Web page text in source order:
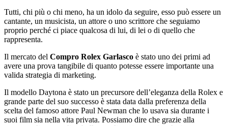
Tutti, chi più o chi meno, ha un idolo da seguire, esso può essere un
cantante, un musicista, un attore o uno scrittore che seguiamo
proprio perché ci piace qualcosa di lui, di lei o di quello che
rappresenta.
Il mercato del Compro Rolex Garlasco è stato uno dei primi ad
avere una prova tangibile di quanto potesse essere importante una
valida strategia di marketing.
Il modello Daytona è stato un precursore dell’eleganza della Rolex e
grande parte del suo successo è stata data dalla preferenza della
scelta del famoso attore Paul Newman che lo usava sia durante i
suoi film sia nella vita privata. Possiamo dire che grazie alla